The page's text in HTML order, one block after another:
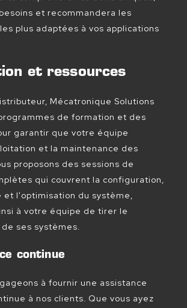
et recommandera les
plus adaptées à vos applications
et ressources
Mécatronique Solutions
de formation et des
garantir que votre équipe
et la maintenance des
proposons des sessions de
qui couvrent la configuration,
et l'optimisation du système,
à votre équipe de tirer le
ses systèmes.
continue
à fournir une assistance
à nos clients. Que vous ayez